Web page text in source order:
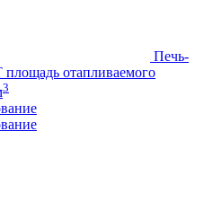
Печь-
площадь отапливаемого
3